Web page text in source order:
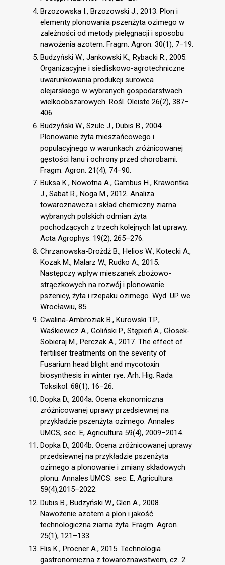
Brzozowska I., Brzozowski J., 2013. Plon i
elementy plonowania pszenżyta ozimego w
zależności od metody pielęgnacji i sposobu
nawożenia azotem. Fragm. Agron. 30(1), 7–19.
Budzyński W., Jankowski K., Rybacki R., 2005.
Organizacyjne i siedliskowo-agrotechniczne
uwarunkowania produkcji surowca
olejarskiego w wybranych gospodarstwach
wielkoobszarowych. Rośl. Oleiste 26(2), 387–
406.
Budzyński W., Szulc J., Dubis B., 2004.
Plonowanie żyta mieszańcowego i
populacyjnego w warunkach zróżnicowanej
gęstości łanu i ochrony przed chorobami.
Fragm. Agron. 21(4), 74–90.
Buksa K., Nowotna A., Gambus H., Krawontka
J., Sabat R., Noga M., 2012. Analiza
towaroznawcza i skład chemiczny ziarna
wybranych polskich odmian żyta
pochodzących z trzech kolejnych lat uprawy.
Acta Agrophys. 19(2), 265–276.
Chrzanowska-Drożdż B., Helios W., Kotecki A.,
Kozak M., Malarz W., Rudko A., 2015.
Następczy wpływ mieszanek zbożowo-
strączkowych na rozwój i plonowanie
pszenicy, żyta i rzepaku ozimego. Wyd. UP we
Wrocławiu, 85.
Cwalina-Ambroziak B., Kurowski T.P.,
Waśkiewicz A., Goliński P., Stępień A., Głosek-
Sobieraj M., Perczak A., 2017. The effect of
fertiliser treatments on the severity of
Fusarium head blight and mycotoxin
biosynthesis in winter rye. Arh. Hig. Rada
Toksikol. 68(1), 16–26.
Dopka D., 2004a. Ocena ekonomiczna
zróżnicowanej uprawy przedsiewnej na
przykładzie pszenżyta ozimego. Annales
UMCS, sec. E, Agricultura 59(4), 2009–2014.
Dopka D., 2004b. Ocena zróżnicowanej uprawy
przedsiewnej na przykładzie pszenżyta
ozimego a plonowanie i zmiany składowych
plonu. Annales UMCS. sec. E, Agricultura
59(4),2015–2022.
Dubis B., Budzyński W., Glen A., 2008.
Nawożenie azotem a plon i jakość
technologiczna ziarna żyta. Fragm. Agron.
25(1), 121–133.
Flis K., Procner A., 2015. Technologia
gastronomiczna z towaroznawstwem, cz. 2.